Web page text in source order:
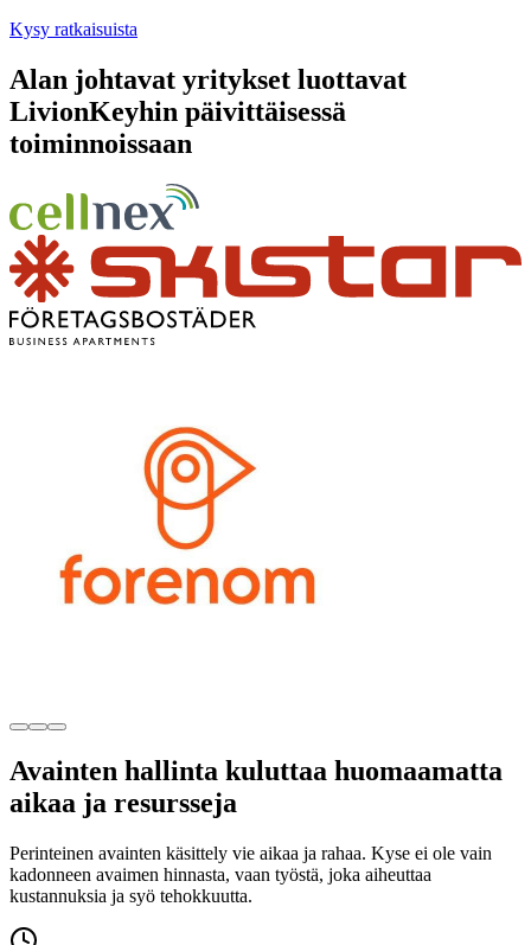
Kysy ratkaisuista
Alan johtavat yritykset luottavat
LivionKeyhin päivittäisessä
toiminnoissaan
Avainten hallinta kuluttaa huomaamatta
aikaa ja resursseja
Perinteinen avainten käsittely vie aikaa ja rahaa. Kyse ei ole vain
kadonneen avaimen hinnasta, vaan työstä, joka aiheuttaa
kustannuksia ja syö tehokkuutta.